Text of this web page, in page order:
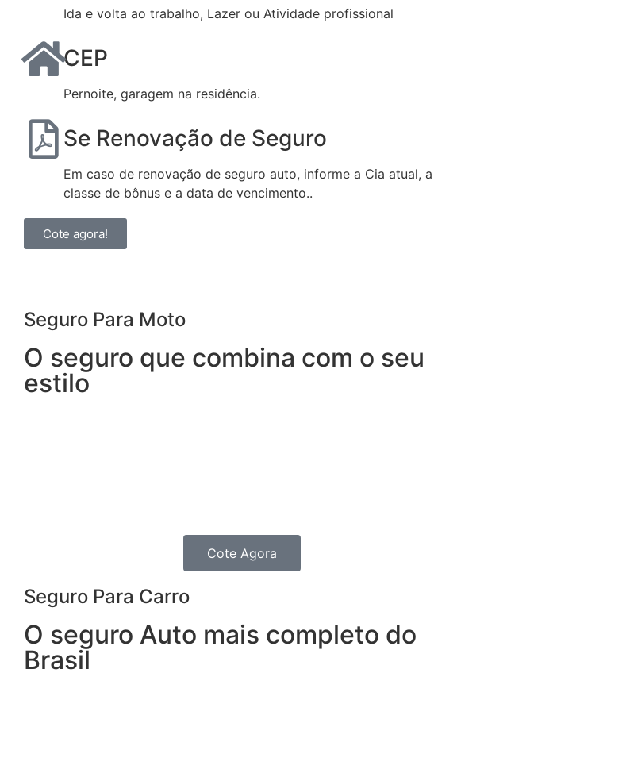
Ida e volta ao trabalho, Lazer ou Atividade profissional
CEP
Pernoite, garagem na residência.
Se Renovação de Seguro
Em caso de renovação de seguro auto, informe a Cia atual, a
classe de bônus e a data de vencimento..
Cote agora!
Seguro Para Moto
O seguro que combina com o seu
estilo
Cote Agora
Seguro Para Carro
O seguro Auto mais completo do
Brasil